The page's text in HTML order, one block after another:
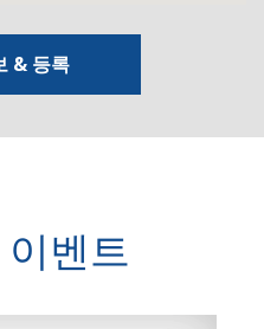
& 등록
벤트